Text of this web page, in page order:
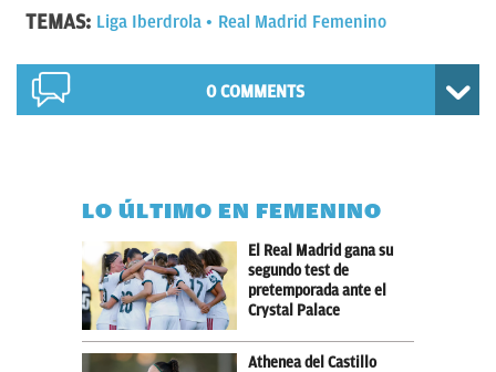
TEMAS: Liga Iberdrola Real Madrid Femenino
0 COMMENTS
LO ÚLTIMO EN FEMENINO
El Real Madrid gana su
segundo test de
pretemporada ante el
Crystal Palace
Athenea del Castillo